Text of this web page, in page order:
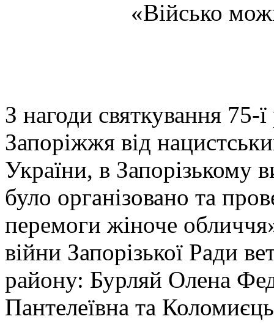
«Військо
З нагоди святкування 75-
Запоріжжя від
України, в
було організовано та
перемоги жіноче
війни Запорізької Ради
району: Бурляй Олена
Пантелеївна та